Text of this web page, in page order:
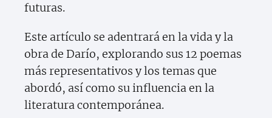
futuras.
Este artículo se adentrará en la vida y la
obra de Darío, explorando sus 12 poemas
más representativos y los temas que
abordó, así como su influencia en la
literatura contemporánea.